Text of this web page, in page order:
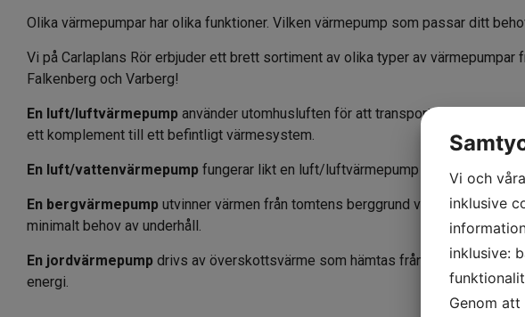
Olika värmepumpar har olika funktioner. Vilken värmepump som passar ditt
Vi på Carlaplans Rör erbjuder ett brett sortiment av olika typer av
Falkenberg och Varberg!
En luft/luftvärmepump använder utomhusluften för att transportera energin
ett komplement till ett befintligt värmesystem.
En luft/vattenvärmepump fungerar likt en luft/luftvärmepump och leder
En bergvärmepump utvinner värmen från tomtens berggrund vilket möjliggör
minimalt behov av underhåll.
En jordvärmepump drivs av överskottsvärme som hämtas från marken.
energi.
Vi och
inklusive
inklusive:
Genom